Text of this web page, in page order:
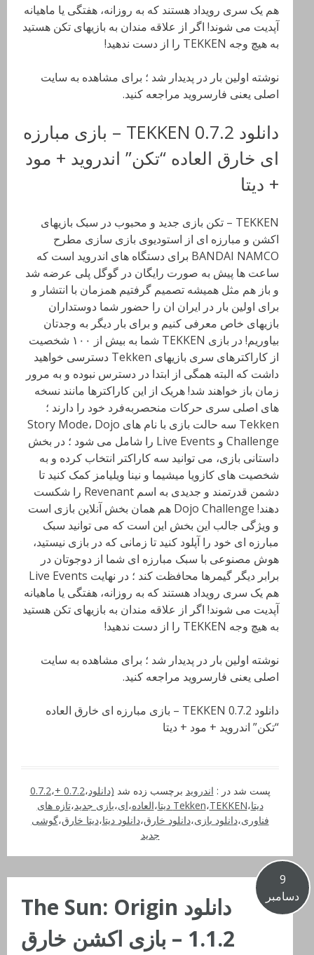
هم یک سری رویداد هستند که به روزانه، هفتگی یا ماهیانه
آپدیت می شوند! اگر از علاقه مندان به بازیهای تکن هستید
به هیچ وجه TEKKEN را از دست ندهید!
نوشته اولین بار در پدیدار شد ؛ برای مشاهده به سایت
اصلی یعنی فارسروید مراجعه کنید.
دانلود TEKKEN 0.7.2 – بازی مبارزه
ای خارق العاده “تکن” اندروید + مود
+ دیتا
TEKKEN – تکن بازی جدید و محبوب در سبک بازیهای
اکشن و مبارزه ای از استودیوی بازی سازی مطرح
BANDAI NAMCO برای دستگاه های اندروید است که
ساعت ها پیش به صورت رایگان در گوگل پلی عرضه شد
و باز هم مثل همیشه تصمیم گرفتیم همزمان با انتشار و
برای اولین بار در ایران ان را حضور شما دوستداران
بازیهای خاص معرفی کنیم و برای بار دیگر به وجدتان
بیاوریم! در بازی TEKKEN شما به بیش از ۱۰۰ شخصیت
از کاراکتر‌های سری بازیهای Tekken دسترسی خواهید
داشت که البته همگی از ابتدا در دسترس نبوده و به مرور
زمان باز خواهند شد! هریک از این کاراکتر‌ها مانند نسخه
های اصلی سری حرکات منحصر‌به‌فرد خود را دارند ؛
Tekken سه حالت بازی با نام های Story Mode، Dojo
Challenge و Live Events را شامل می شود ؛ در بخش
داستانی بازی، می توانید سه کاراکتر انتخاب کرده و به
شخصیت های کازویا میشیما و نینا ویلیامز کمک کنید تا
دشمن قدرتمند و جدیدی به اسم Revenant را شکست
دهند! Dojo Challenge هم همان بخش آنلاین بازی است
و ویژگی جالب این بخش این است که می توانید سبک
مبارزه ای خود را آپلود کنید تا زمانی که در بازی نیستید،
هوش مصنوعی با سبک مبارزه ای شما از دوجو‌تان در
برابر دیگر گیمر‌ها محافظت کند ؛ در نهایت Live Events
هم یک سری رویداد هستند که به روزانه، هفتگی یا ماهیانه
آپدیت می شوند! اگر از علاقه مندان به بازیهای تکن هستید
به هیچ وجه TEKKEN را از دست ندهید!
نوشته اولین بار در پدیدار شد ؛ برای مشاهده به سایت
اصلی یعنی فارسروید مراجعه کنید.
دانلود TEKKEN 0.7.2 – بازی مبارزه ای خارق العاده
“تکن” اندروید + مود + دیتا
پست شد در : اندروید برچسب زده شد (دانلود،0.7.2 + ،0.7.2
دیتا، Tekken،TEKKEN دیتا ،العاده،ای،بازی جدید،تازه های
فناوری،دانلود بازی،دانلود خارق،دانلود دیتا،دیتا خارق،گوشی
جدید
9
دسامبر
دانلود The Sun: Origin
1.1.2 – بازی اکشن خارق